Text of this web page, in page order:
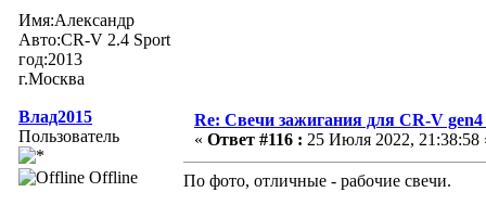
Имя:Александр
Авто:СR-V 2.4 Sport
год:2013
г.Москва
Влад2015
Пользователь
Offline
Re: Свечи зажигания для CR-V
« Ответ #116 : 25 Июля 2022, 21:38:58
По фото, отличные - рабочие свечи.